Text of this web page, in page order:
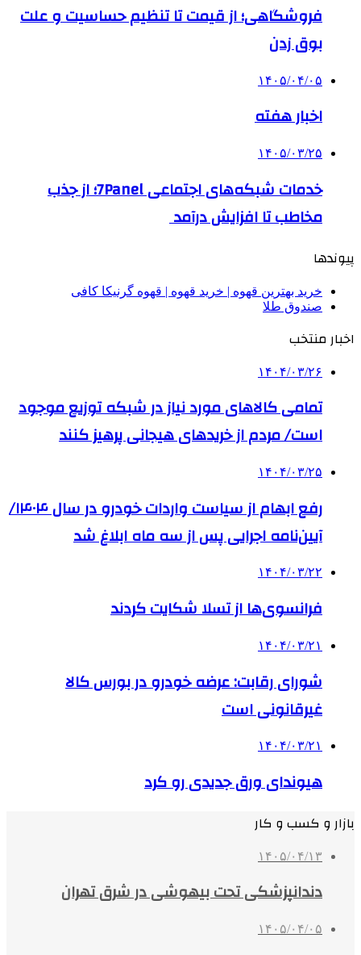
فروشگاهی؛ از قیمت تا تنظیم حساسیت و علت
بوق زدن
۱۴۰۵/۰۴/۰۵
اخبار هفته
۱۴۰۵/۰۳/۲۵
خدمات شبکه‌های اجتماعی 7Panel؛ از جذب
مخاطب تا افزایش درآمد
پیوندها
خرید بهترین قهوه | خرید قهوه | قهوه گرنیکا کافی
صندوق طلا
اخبار منتخب
۱۴۰۴/۰۳/۲۶
تمامی کالاهای مورد نیاز در شبکه توزیع موجود
است/ مردم از خریدهای هیجانی پرهیز کنند
۱۴۰۴/۰۳/۲۵
رفع ابهام از سیاست واردات خودرو در سال ۱۴۰۴/
آیین‌نامه اجرایی پس از سه ماه ابلاغ شد
۱۴۰۴/۰۳/۲۲
فرانسوی‌ها از تسلا شکایت کردند
۱۴۰۴/۰۳/۲۱
شورای رقابت: عرضه خودرو در بورس کالا
غیرقانونی است
۱۴۰۴/۰۳/۲۱
هیوندای ورق جدیدی رو کرد
بازار و کسب و کار
۱۴۰۵/۰۴/۱۳
دندانپزشکی تحت بیهوشی در شرق تهران
۱۴۰۵/۰۴/۰۵